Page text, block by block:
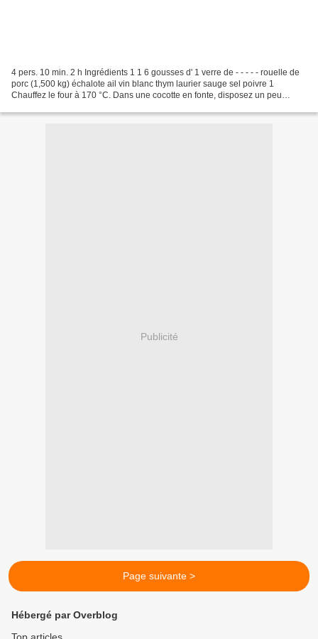
4 pers. 10 min. 2 h Ingrédients 1 1 6 gousses d' 1 verre de - - - - - rouelle de
porc (1,500 kg) échalote ail vin blanc thym laurier sauge sel poivre 1
Chauffez le four à 170 °C. Dans une cocotte en fonte, disposez un peu
Publicité
Page suivante >
Hébergé par Overblog